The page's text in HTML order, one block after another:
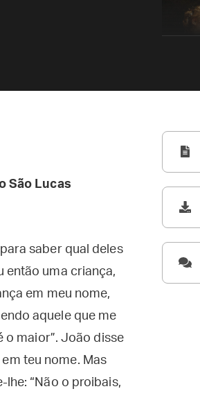
São Lucas
saber qual deles
então uma criança,
em meu nome,
aquele que me
o maior”. João disse
teu nome. Mas
“Não o proibais,